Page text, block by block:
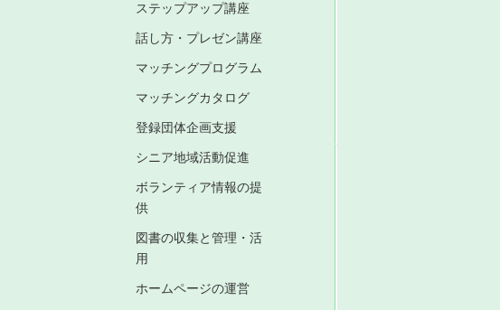
ステップアップ講座
話し方・プレゼン講座
マッチングプログラム
マッチングカタログ
登録団体企画支援
シニア地域活動促進
ボランティア情報の提
供
図書の収集と管理・活
用
ホームページの運営